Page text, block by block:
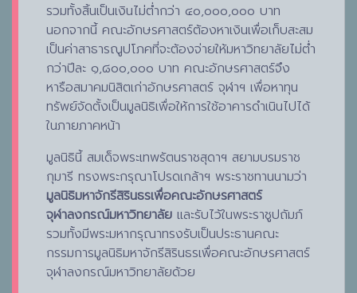
รวมทั้งสิ้นเป็นเงินไม่ต่ำกว่า ๔๐,๐๐๐,๐๐๐ บาท
นอกจากนี้ คณะอักษรศาสตร์ต้องหาเงินเพื่อเก็บสะสม
เป็นค่าสาธารณูปโภคที่จะต้องจ่ายให้มหาวิทยาลัยไม่ต่ำ
กว่าปีละ ๑,๘๐๐,๐๐๐ บาท คณะอักษรศาสตร์จึง
หารือสมาคมนิสิตเก่าอักษรศาสตร์ จุฬาฯ เพื่อหาทุน
ทรัพย์จัดตั้งเป็นมูลนิธิเพื่อให้การใช้อาคารดำเนินไปได้
ในภายภาคหน้า
มูลนิธินี้ สมเด็จพระเทพรัตนราชสุดาฯ สยามบรมราช
กุมารี ทรงพระกรุณาโปรดเกล้าฯ พระราชทานนามว่า
มูลนิธิมหาจักรีสิรินธรเพื่อคณะอักษรศาสตร์
จุฬาลงกรณ์มหาวิทยาลัย และรับไว้ในพระราชูปถัมภ์
รวมทั้งมีพระมหากรุณาทรงรับเป็นประธานคณะ
กรรมการมูลนิธิมหาจักรีสิรินธรเพื่อคณะอักษรศาสตร์
จุฬาลงกรณ์มหาวิทยาลัยด้วย